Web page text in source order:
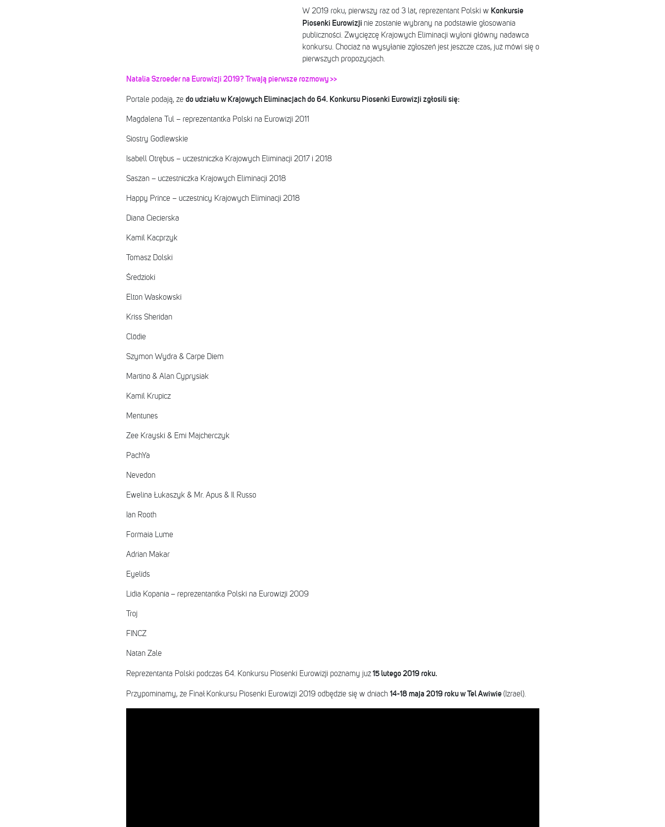
W 2019 roku, pierwszy raz od 3 lat, reprezentant Polski w Konkursie
Piosenki Eurowizji nie zostanie wybrany na podstawie głosowania
publiczności. Zwycięzcę Krajowych Eliminacji wyłoni główny nadawca
konkursu. Chociaż na wysyłanie zgłoszeń jest jeszcze czas, już mówi się o
pierwszych propozycjach.
Natalia Szroeder na Eurowizji 2019? Trwają pierwsze rozmowy >>
Portale podają, że do udziału w Krajowych Eliminacjach do 64. Konkursu Piosenki Eurowizji zgłosili się:
Magdalena Tul – reprezentantka Polski na Eurowizji 2011
Siostry Godlewskie
Isabell Otrębus – uczestniczka Krajowych Eliminacji 2017 i 2018
Saszan – uczestniczka Krajowych Eliminacji 2018
Happy Prince – uczestnicy Krajowych Eliminacji 2018
Diana Ciecierska
Kamil Kacprzyk
Tomasz Dolski
Średzioki
Elton Waskowski
Kriss Sheridan
Clödie
Szymon Wydra & Carpe Diem
Martino & Alan Cyprysiak
Kamil Krupicz
Mentunes
Zee Krayski & Emi Majcherczyk
PachYa
Nevedon
Ewelina Łukaszyk & Mr. Apus & Il Russo
Ian Rooth
Formaia Lume
Adrian Makar
Eyelids
Lidia Kopania – reprezentantka Polski na Eurowizji 2009
Troj
FINCZ
Natan Zale
Reprezentanta Polski podczas 64. Konkursu Piosenki Eurowizji poznamy już15 lutego 2019 roku.
Przypominamy, że Finał Konkursu Piosenki Eurowizji 2019 odbędzie się w dniach 14-18 maja 2019 roku w Tel Awiwie(Izrael).